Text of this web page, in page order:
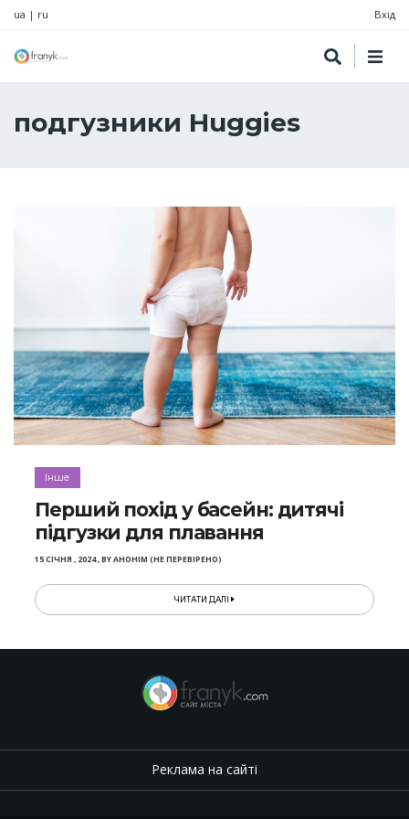
ua | ru Вхід
подгузники Huggies
Інше
Перший похід у басейн: дитячі
підгузки для плавання
15 СІЧНЯ , 2024,BYАНОНІМ (НЕ ПЕРЕВІРЕНО)
ЧИТАТИ ДАЛІ
Реклама на сайті